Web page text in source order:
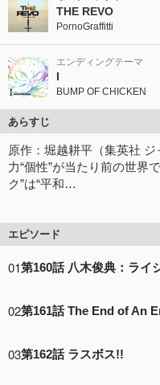
THE REVO
PornoGraffitti
エンディングテーマ
I
BUMP OF CHICKEN
あらすじ
原作：堀越耕平（集英社
力“個性”が当たり前の世界
ク”は“平和…
エピソード
01第160話 八木俊典：ライ
ト”と、オール・フォ
られていくが、1年A組
02第161話 The End of An
のは、なんとステイン
03第162話 ラスボス!!